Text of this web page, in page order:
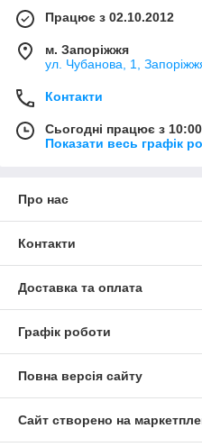
Працює з 02.10.2012
м. Запоріжжя
ул. Чубанова, 1,
Контакти
Сьогодні працює з
Показати весь графік
Про нас
Контакти
Доставка та оплата
Графік роботи
Повна версія сайту
Сайт створено на